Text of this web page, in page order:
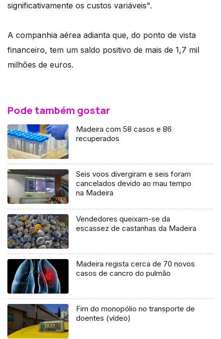
significativamente os custos variáveis".
A companhia aérea adianta que, do ponto de vista
financeiro, tem um saldo positivo de mais de 1,7 mil
milhões de euros.
Pode também gostar
Madeira com 58 casos e 86
recuperados
Seis voos divergiram e seis foram
cancelados devido ao mau tempo
na Madeira
Vendedores queixam-se da
escassez de castanhas da Madeira
Madeira regista cerca de 70 novos
casos de cancro do pulmão
Fim do monopólio no transporte de
doentes (vídeo)